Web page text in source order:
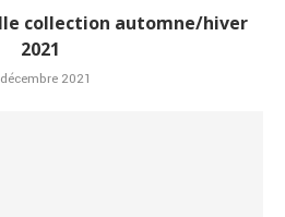
collection automne/hiver
2021
2021